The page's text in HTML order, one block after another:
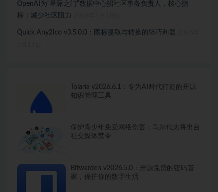
OpenAI为“星际之门”数据中心招社区事务负责人，核心指
标：减少社区阻力
Quick Any2Ico v3.5.0.0：图标提取与转换的轻巧利器
Tolaria v2026.6.1：专为AI时代打造的开源
知识管理工具
保护青少年免受网络伤害：马尔代夫将出台
社交媒体禁令
Bitwarden v2026.5.0：开源免费的密码管
家，保护你的数字生活